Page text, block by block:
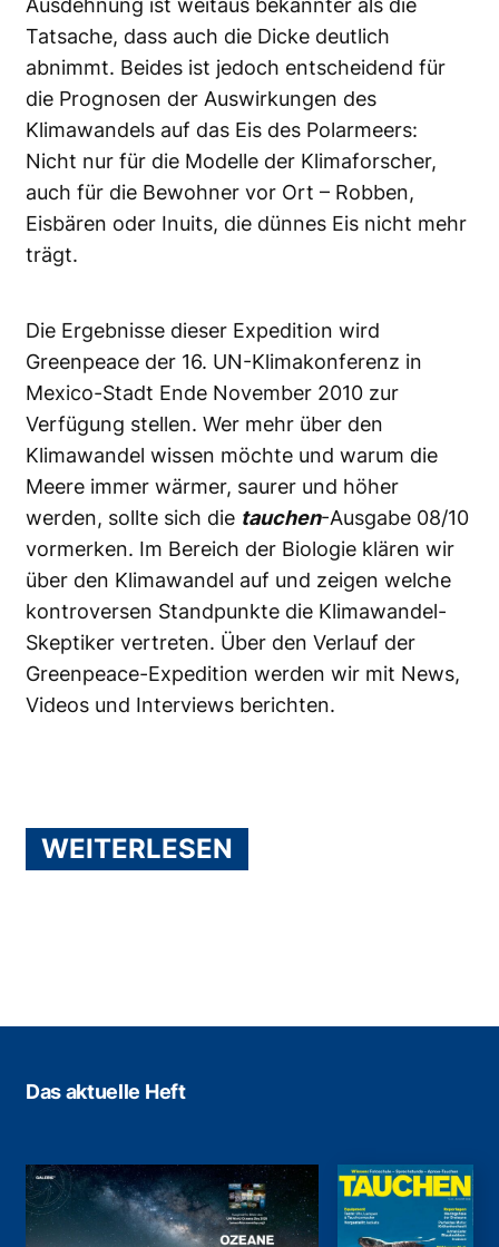
Ausdehnung ist weitaus bekannter als die
Tatsache, dass auch die Dicke deutlich
abnimmt. Beides ist jedoch entscheidend für
die Prognosen der Auswirkungen des
Klimawandels auf das Eis des Polarmeers:
Nicht nur für die Modelle der Klimaforscher,
auch für die Bewohner vor Ort – Robben,
Eisbären oder Inuits, die dünnes Eis nicht mehr
trägt.
Die Ergebnisse dieser Expedition wird
Greenpeace der 16. UN-Klimakonferenz in
Mexico-Stadt Ende November 2010 zur
Verfügung stellen. Wer mehr über den
Klimawandel wissen möchte und warum die
Meere immer wärmer, saurer und höher
werden, sollte sich die tauchen-Ausgabe 08/10
vormerken. Im Bereich der Biologie klären wir
über den Klimawandel auf und zeigen welche
kontroversen Standpunkte die Klimawandel-
Skeptiker vertreten. Über den Verlauf der
Greenpeace-Expedition werden wir mit News,
Videos und Interviews berichten.
WEITERLESEN
Das aktuelle Heft